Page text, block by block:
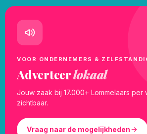
VOOR ONDERNEMERS &
Adverteerlokaal
Jouw zaak bij 17.000+ Lommelaars per
zichtbaar.
Vraag naar de mogelijkheden